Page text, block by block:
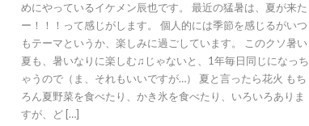
めにやっているイケメン辰也です。 最近の猛暑は、夏が来た
ー！！！って感じがします。 個人的には季節を感じるがいつ
もテーマというか、楽しみに過ごしています。 このクソ暑い
夏も、暑いなりに楽しむ♫じゃないと、1年毎日同じになっち
ゃうので（ま、それもいいですが…） 夏と言ったら花火 もち
ろん夏野菜を食べたり、かき氷を食べたり、いろいろありま
すが、ど […]